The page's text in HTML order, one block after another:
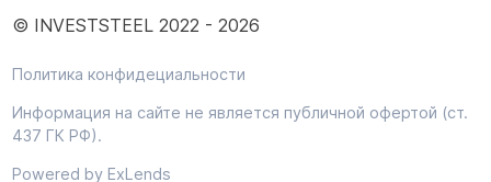
© INVESTSTEEL 2022 - 2026
Политика конфидециальности
Информация на сайте не является публичной офертой (ст.
437 ГК РФ).
Powered by ExLends